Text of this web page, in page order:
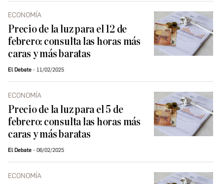
ECONOMÍA
Precio de la luz para el 12 de
febrero: consulta las horas más
caras y más baratas
El Debate 11/02/2025
ECONOMÍA
Precio de la luz para el 5 de
febrero: consulta las horas más
caras y más baratas
El Debate 06/02/2025
ECONOMÍA